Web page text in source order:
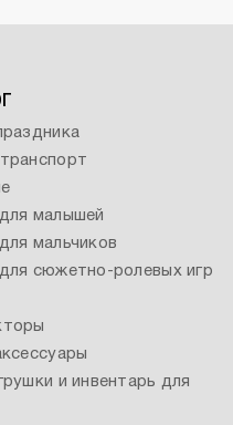
малышей
мальчиков
сюжетно-ролевых игр
и инвентарь для